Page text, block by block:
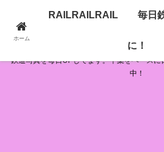
RAILRAILRAIL 毎日鉄道
鉄道写真を毎日UPしてます。千葉をベース
中！
ホーム
RAILRAILRAIL 毎日鉄
に！